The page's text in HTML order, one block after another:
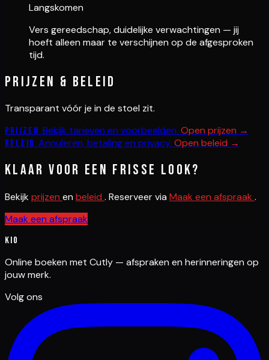
Langskomen
Vers gereedschap, duidelijke verwachtingen — jij
hoeft alleen maar te verschijnen op de afgesproken
tijd.
Prijzen & beleid
Transparant vóór je in de stoel zit.
Prijzen Bekijk tarieven en voorbeelden. Open prijzen →
Beleid Annuleren, betaling en privacy. Open beleid →
Klaar voor een frisse look?
Bekijkprijzen en beleid . Reserveer via Maak een afspraak .
Maak een afspraak
Kio
Online boeken met Cutly — afspraken en herinneringen op
jouw merk.
Volg ons